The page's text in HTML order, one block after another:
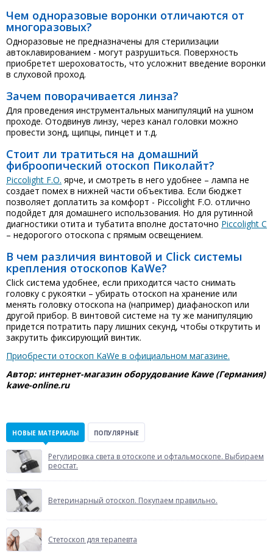
Чем одноразовые воронки отличаются от
многоразовых?
Одноразовые не предназначены для стерилизации
автоклавированием - могут разрушиться. Поверхность
приобретет шероховатость, что усложнит введение воронки
в слуховой проход.
Зачем поворачивается линза?
Для проведения инструментальных манипуляций на ушном
проходе. Отодвинув линзу, через канал головки можно
провести зонд, щипцы, пинцет и т.д.
Стоит ли тратиться на домашний
фиброопический отоскоп Пиколайт?
Piccolight F.O. ярче, и смотреть в него удобнее – лампа не
создает помех в нижней части объектива. Если бюджет
позволяет доплатить за комфорт - Piccolight F.O. отлично
подойдет для домашнего использования. Но для рутинной
диагностики отита и тубатита вполне достаточно Piccolight С
– недорогого отоскопа с прямым освещением.
В чем различия винтовой и Click системы
крепления отоскопов KaWe?
Click система удобнее, если приходится часто снимать
головку с рукоятки – убирать отоскоп на хранение или
менять головку отоскопа на (например) диафаноскоп или
другой прибор. В винтовой системе на ту же манипуляцию
придется потратить пару лишних секунд, чтобы открутить и
закрутить фиксирующий винтик.
Приобрести отоскоп KaWe в официальном магазине.
Автор: интернет-магазин оборудование Kawe (Германия)
kawe-online.ru
НОВЫЕ МАТЕРИАЛЫ ПОПУЛЯРНЫЕ
Регулировка света в отоскопе и офтальмоскопе. Выбираем
реостат.
Ветеринарный отоскоп. Покупаем правильно.
Стетоскоп для терапевта